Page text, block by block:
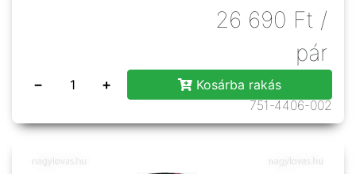
26 690 Ft /
pár
− +
Kosárba rakás
751-4406-002